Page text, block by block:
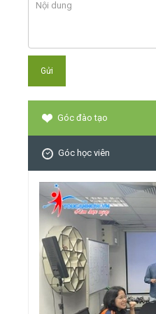
Góc đào tạo
Góc học viên